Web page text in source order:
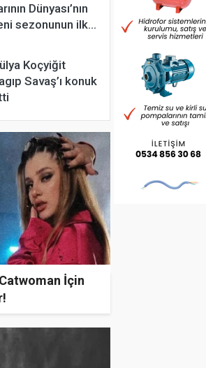
isim taktı
Dünyası’nın
sezonunun ilk
Koçyiğit
Savaş’ı konuk
İçin